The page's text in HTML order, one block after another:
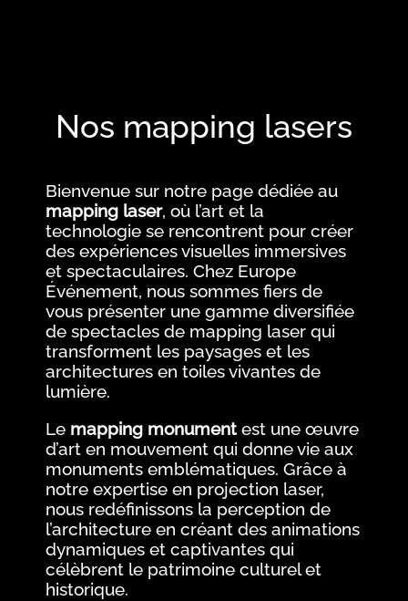
Nos mapping lasers
Bienvenue sur notre page dédiée au
mapping laser, où l’art et la
technologie se rencontrent pour créer
des expériences visuelles immersives
et spectaculaires. Chez Europe
Événement, nous sommes fiers de
vous présenter une gamme diversifiée
de spectacles de mapping laser qui
transforment les paysages et les
architectures en toiles vivantes de
lumière.
Le mapping monumentest une œuvre
d’art en mouvement qui donne vie aux
monuments emblématiques. Grâce à
notre expertise en projection laser,
nous redéfinissons la perception de
l’architecture en créant des animations
dynamiques et captivantes qui
célèbrent le patrimoine culturel et
historique.